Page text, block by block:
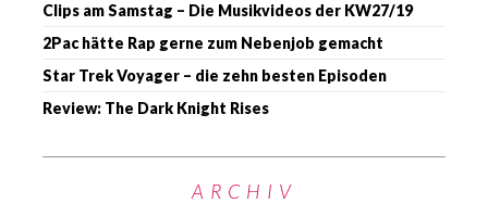
Clips am Samstag – Die Musikvideos der KW27/19
2Pac hätte Rap gerne zum Nebenjob gemacht
Star Trek Voyager – die zehn besten Episoden
Review: The Dark Knight Rises
ARCHIV